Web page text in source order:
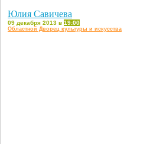
Юлия Савичева
09 декабря 2013 в 19:00
Областной Дворец культуры и искусства